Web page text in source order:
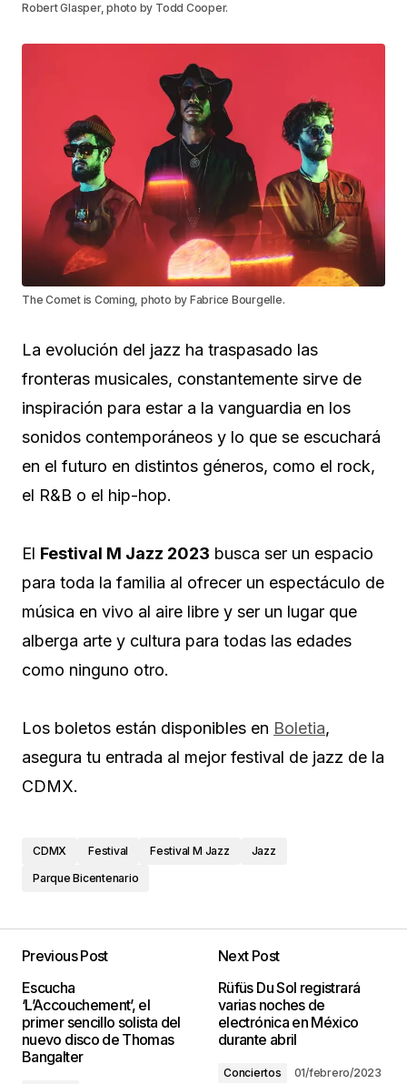
Robert Glasper, photo by Todd Cooper.
The Comet is Coming, photo by Fabrice Bourgelle.
La evolución del jazz ha traspasado las
fronteras musicales, constantemente sirve de
inspiración para estar a la vanguardia en los
sonidos contemporáneos y lo que se escuchará
en el futuro en distintos géneros, como el rock,
el R&B o el hip-hop.
El Festival M Jazz 2023 busca ser un espacio
para toda la familia al ofrecer un espectáculo de
música en vivo al aire libre y ser un lugar que
alberga arte y cultura para todas las edades
como ninguno otro.
Los boletos están disponibles en Boletia,
asegura tu entrada al mejor festival de jazz de la
CDMX.
CDMX Festival Festival M Jazz
Jazz
Parque Bicentenario
Previous Post
Escucha
‘L’Accouchement’, el
primer sencillo solista del
nuevo disco de Thomas
Bangalter
Next Post
Rüfüs Du Sol registrará
varias noches de
electrónica en México
durante abril
Conciertos 01/febrero/2023